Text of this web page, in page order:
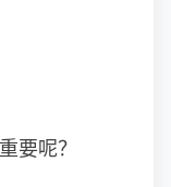
要呢？